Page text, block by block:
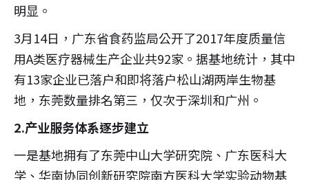
明显。
3月14日，广东省食药监局公开了2017年度质量信
用A类医疗器械生产企业共92家。据基地统计，其中
有13家企业已落户和即将落户松山湖两岸生物基
地，东莞数量排名第三，仅次于深圳和广州。
2.产业服务体系逐步建立
一是基地拥有了东莞中山大学研究院、广东医科大
学、华南协同创新研究院南方医科大学实验动物基